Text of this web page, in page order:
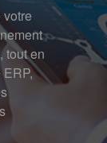
tout en